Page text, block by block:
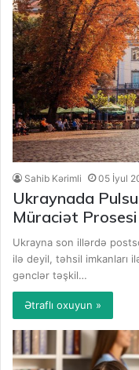
Sahib Kərimli 05 İyul
Ukraynada
Müraciət
Ukrayna son illərdə
ilə deyil, təhsil imkanları
gənclər təşkil…
Ətraflı oxuyun »